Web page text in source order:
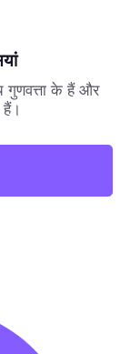
गुणवत्ता के हैं और
हैं।